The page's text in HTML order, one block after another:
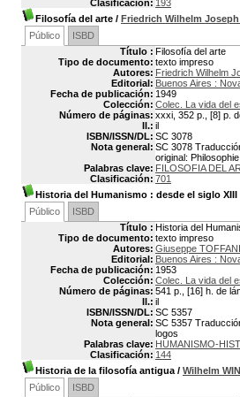
Clasificación: 193
Filosofía del arte / Friedrich Wilhelm Joseph
Público
ISBD
Título : Filosofía del arte
Tipo de documento: texto impreso
Autores: Friedrich Wilhelm
Editorial: Buenos Aires :
Fecha de publicación: 1949
Colección: Colec. La vida del
Número de páginas: xxxi, 352 p., [8] p.
Il.: il
ISBN/ISSN/DL: SC 3078
Nota general: SC 3078
original:
Palabras clave: FILOSOFIA DEL
Clasificación: 701
Historia del Humanismo : desde el siglo
Público
ISBD
Título : Historia del
Tipo de documento: texto impreso
Autores: Giuseppe
Editorial: Buenos Aires :
Fecha de publicación: 1953
Colección: Colec. La vida del
Número de páginas: 541 p., [16] h. de
Il.: il
ISBN/ISSN/DL: SC 5357
Nota general: SC 5357
logos
Palabras clave: HUMANISMO-
Clasificación: 144
Historia de la filosofía antigua / Wilhelm
Público
ISBD